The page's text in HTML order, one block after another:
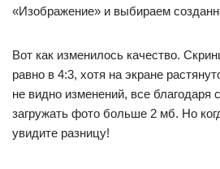
«Изображение» и выбираем
Вот как изменилось качество.
равно в 4:3, хотя на экране
не видно изменений, все благодаря
загружать фото больше 2 мб. Но
увидите разницу!